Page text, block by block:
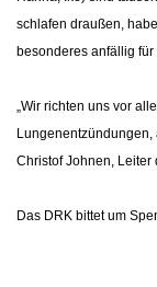
schlafen draußen,
besonderes anfällig
„Wir richten uns vor
Lungenentzündungen,
Christof Johnen, Leiter
Das DRK bittet um